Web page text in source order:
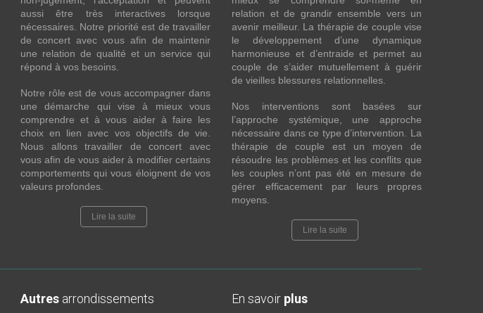
aussi être très interactives lorsque
nécessaires. Notre priorité est de travailler
de concert avec vous afin de maintenir
une relation de qualité et un service qui
répond à vos besoins.
Notre rôle est de vous accompagner dans
une démarche qui vise à mieux vous
comprendre et à vous aider à faire les
choix en lien avec vos objectifs de vie.
Nous allons travailler de concert avec
vous afin de vous aider à modifier certains
comportements qui vous éloignent de vos
valeurs profondes.
Lire la suite
relation et de grandir ensemble vers un
avenir meilleur. La thérapie de couple vise
le développement d’une dynamique
harmonieuse et d’entraide et permet au
couple de s’aider mutuellement à guérir
de vieilles blessures relationnelles.
Nos interventions sont basées sur
l’approche systémique, une approche
nécessaire dans ce type d’intervention. La
thérapie de couple est un moyen de
résoudre les problèmes et les conflits que
les couples n’ont pas été en mesure de
gérer efficacement par leurs propres
moyens.
Lire la suite
Autres arrondissements En savoir plus